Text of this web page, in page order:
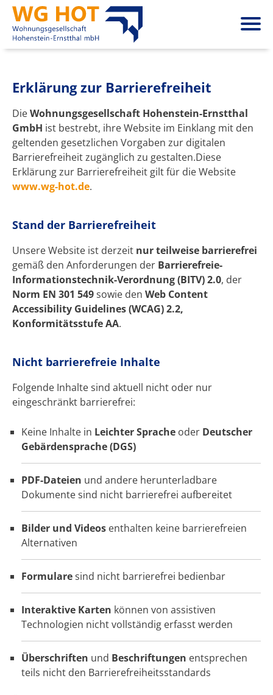
Erklärung zur Barrierefreiheit
DieWohnungsgesellschaft Hohenstein-Ernstthal
GmbH ist bestrebt, ihre Website im Einklang mit den
geltenden gesetzlichen Vorgaben zur digitalen
Barrierefreiheit zugänglich zu gestalten.Diese
Erklärung zur Barrierefreiheit gilt für die Website
www.wg-hot.de.
Stand der Barrierefreiheit
Unsere Website ist derzeit nur teilweise barrierefrei
gemäß den Anforderungen der Barrierefreie-
Informationstechnik-Verordnung (BITV) 2.0, der
Norm EN 301 549sowie den Web Content
Accessibility Guidelines (WCAG) 2.2,
Konformitätsstufe AA.
Nicht barrierefreie Inhalte
Folgende Inhalte sind aktuell nicht oder nur
eingeschränkt barrierefrei:
Keine Inhalte in Leichter Sprache oder Deutscher
Gebärdensprache (DGS)
PDF-Dateien und andere herunterladbare
Dokumente sind nicht barrierefrei aufbereitet
Bilder und Videos enthalten keine barrierefreien
Alternativen
Formularesind nicht barrierefrei bedienbar
Interaktive Karten können von assistiven
Technologien nicht vollständig erfasst werden
Überschriften und Beschriftungen entsprechen
teils nicht den Barrierefreiheitsstandards